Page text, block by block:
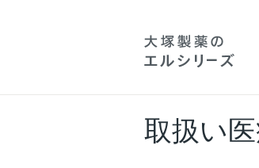
取扱い